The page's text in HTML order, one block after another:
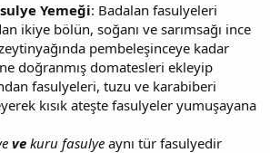
Yemeği: Badalan fasulyeleri
ikiye bölün, soğanı ve sarımsağı ince
pembeleşinceye kadar
doğranmış domatesleri ekleyip
fasulyeleri, tuzu ve karabiberi
kısık ateşte fasulyeler yumuşayana
ve kuru fasulye aynı tür fasulyedir